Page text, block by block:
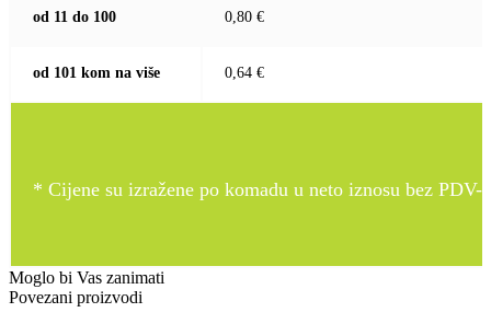
od 11 do 100 0,80 €
od 101 kom na više 0,64 €
* Cijene su izražene po komadu u neto iznosu bez PDV-
Moglo bi Vas zanimati
Povezani proizvodi